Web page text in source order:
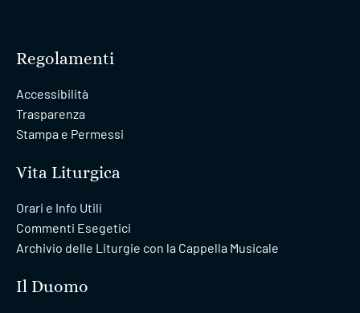
Regolamenti
Accessibilità
Trasparenza
Stampa e Permessi
Vita Liturgica
Orari e Info Utili
Commenti Esegetici
Archivio delle Liturgie con la Cappella Musicale
Il Duomo